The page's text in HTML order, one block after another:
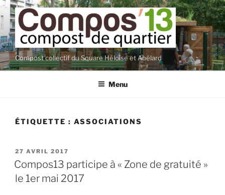
Aller
au
contenu
principal
Compost collectif du Square Héloïse et Abélard
Menu
ÉTIQUETTE : ASSOCIATIONS
PUBLIÉ
LE
27 AVRIL 2017
Compos13 participe à « Zone de gratuité »
le 1er mai 2017